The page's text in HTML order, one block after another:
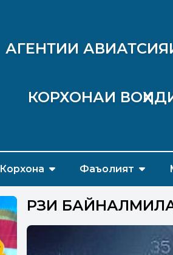
АГЕНТИИ
КОРХОНАИ
Корхона Фаъолият
РӮЗИ